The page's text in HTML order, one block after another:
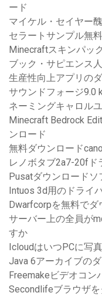
ード
マイケル・セイヤー
セラートサンプル無
Minecraftスキンパッ
ブック・サピエンス
生産性向上アプリの
サウンドフォージ9.0
ネーミングキャロル
Minecraft Bedrock
ンロード
無料ダウンロード
レノボタブ2a7-20fド
Pusatダウンロード
Intuos 3d用のドライ
Dwarfcorpを無料でダ
サーバー上の全員が
すか
IcloudはいつPCに写
Java 6アーカイブの
Freemakeビデオコン
Secondlifeブラウザ